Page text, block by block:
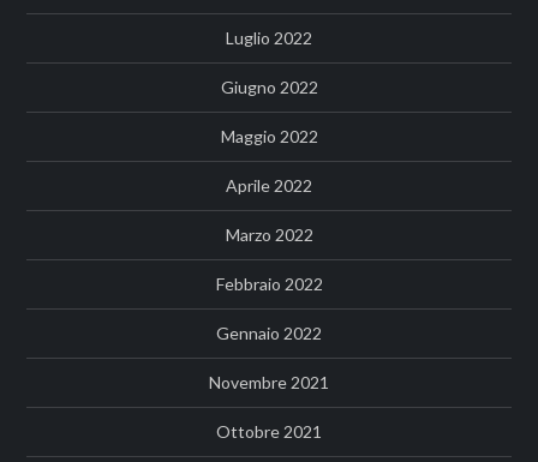
Luglio 2022
Giugno 2022
Maggio 2022
Aprile 2022
Marzo 2022
Febbraio 2022
Gennaio 2022
Novembre 2021
Ottobre 2021